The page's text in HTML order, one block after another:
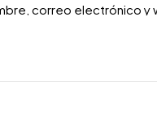
correo electrónico y